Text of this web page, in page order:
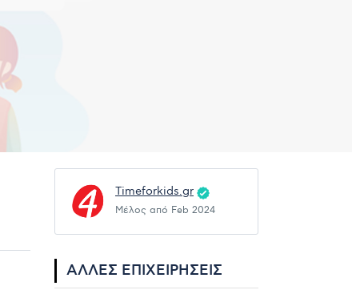
Timeforkids.gr
Μέλος από Feb 2024
ΆΛΛΕΣ ΕΠΙΧΕΙΡΉΣΕΙΣ